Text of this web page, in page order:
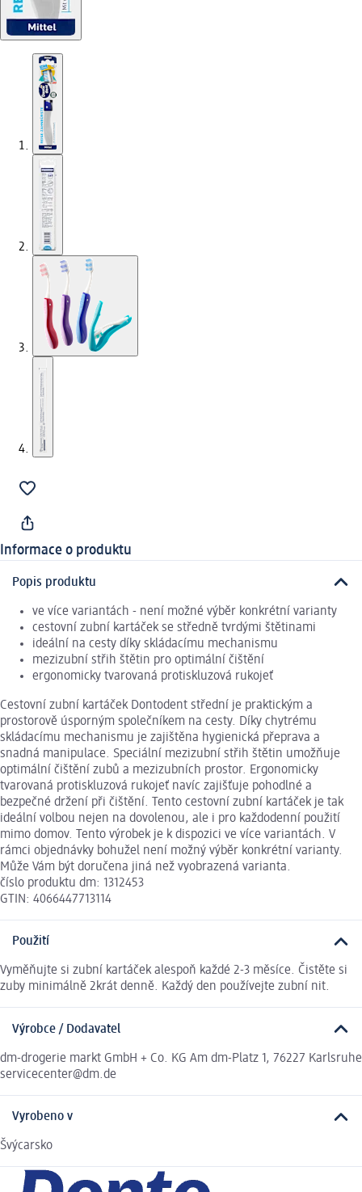
Informace o produktu
Popis produktu
ve více variantách - není možné výběr konkrétní varianty
cestovní zubní kartáček se středně tvrdými štětinami
ideální na cesty díky skládacímu mechanismu
mezizubní střih štětin pro optimální čištění
ergonomicky tvarovaná protiskluzová rukojeť
Cestovní zubní kartáček Dontodent střední je praktickým a
prostorově úsporným společníkem na cesty. Díky chytrému
skládacímu mechanismu je zajištěna hygienická přeprava a
snadná manipulace. Speciální mezizubní střih štětin umožňuje
optimální čištění zubů a mezizubních prostor. Ergonomicky
tvarovaná protiskluzová rukojeť navíc zajišťuje pohodlné a
bezpečné držení při čištění. Tento cestovní zubní kartáček je tak
ideální volbou nejen na dovolenou, ale i pro každodenní použití
mimo domov. Tento výrobek je k dispozici ve více variantách. V
rámci objednávky bohužel není možný výběr konkrétní varianty.
Může Vám být doručena jiná než vyobrazená varianta.
číslo produktu dm: 1312453
GTIN: 4066447713114
Použití
Vyměňujte si zubní kartáček alespoň každé 2-3 měsíce. Čistěte si
zuby minimálně 2krát denně. Každý den používejte zubní nit.
Výrobce / Dodavatel
dm-drogerie markt GmbH + Co. KG Am dm-Platz 1, 76227 Karlsruhe
servicecenter@dm.de
Vyrobeno v
Švýcarsko